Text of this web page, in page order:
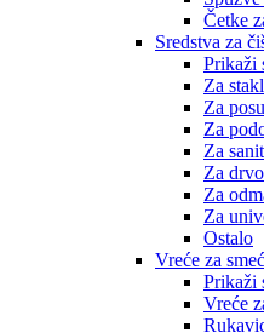
Četke
Sredstva za
Prikaži
Za
Za
Za
Za
Za
Za
Za
Ostalo
Vreće za
Prikaži
Vreće